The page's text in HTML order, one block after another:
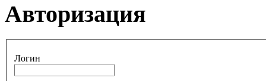
Авторизация
Логин